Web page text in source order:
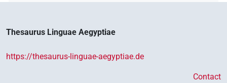
Thesaurus Linguae Aegyptiae
https://thesaurus-linguae-aegyptiae.de
Contact